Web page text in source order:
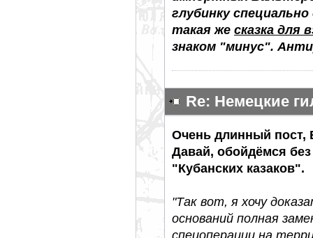
глубинку
такая же сказка для
знаком "минус".
Re: Немецкие
Очень длинный пост,
Давай, обойдёмся
"Кубанских казаков".
"Так вот, я хочу
оснований полная
спецоперации на